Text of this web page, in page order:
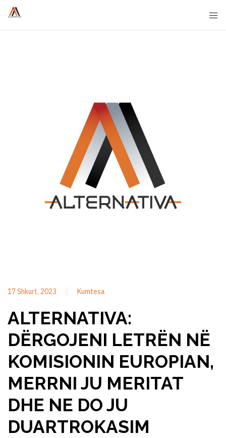
17 Shkurt, 2023 Kumtesa
ALTERNATIVA:
DËRGOJENI LETRËN NË
KOMISIONIN EUROPIAN,
MERRNI JU MERITAT
DHE NE DO JU
DUARTROKASIM